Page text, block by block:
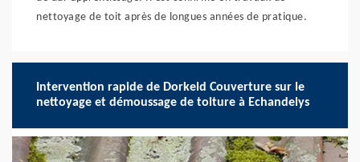
nettoyage de toit après de longues années de pratique.
Intervention rapide de Dorkeld Couverture sur le
nettoyage et démoussage de toiture à Echandelys